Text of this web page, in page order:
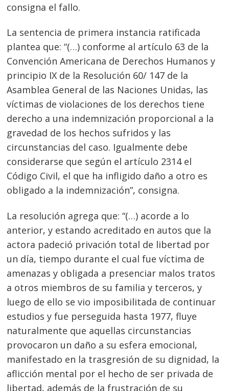
consigna el fallo.
La sentencia de primera instancia ratificada
plantea que: “(…) conforme al artículo 63 de la
Convención Americana de Derechos Humanos y
principio IX de la Resolución 60/ 147 de la
Asamblea General de las Naciones Unidas, las
víctimas de violaciones de los derechos tiene
derecho a una indemnización proporcional a la
gravedad de los hechos sufridos y las
circunstancias del caso. Igualmente debe
considerarse que según el artículo 2314 el
Código Civil, el que ha infligido daño a otro es
obligado a la indemnización”, consigna.
La resolución agrega que: “(…) acorde a lo
anterior, y estando acreditado en autos que la
actora padeció privación total de libertad por
un día, tiempo durante el cual fue víctima de
amenazas y obligada a presenciar malos tratos
a otros miembros de su familia y terceros, y
luego de ello se vio imposibilitada de continuar
estudios y fue perseguida hasta 1977, fluye
naturalmente que aquellas circunstancias
provocaron un daño a su esfera emocional,
manifestado en la trasgresión de su dignidad, la
aflicción mental por el hecho de ser privada de
libertad, además de la frustración de su
Navegación
de
entradas